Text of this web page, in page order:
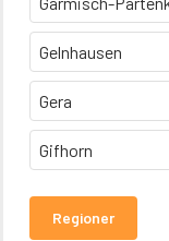
Gelnhausen
Gera
Gifhorn
Regioner